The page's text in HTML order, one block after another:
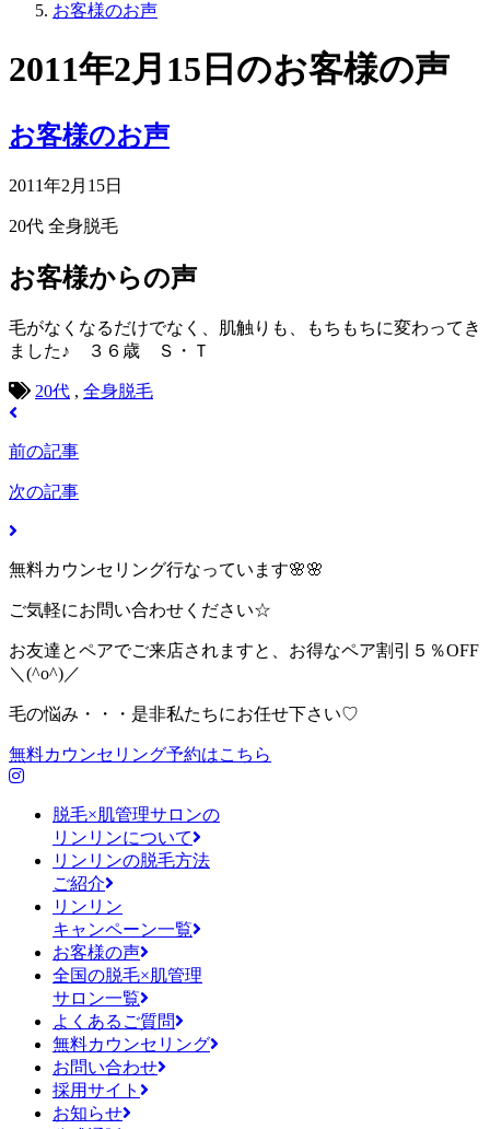
お客様のお声
2011年2月15日のお客様の声
お客様のお声
2011年2月15日
20代 全身脱毛
お客様からの声
毛がなくなるだけでなく、肌触りも、もちもちに変わってき
ました♪ ３６歳 Ｓ・Ｔ
20代 , 全身脱毛
前の記事
次の記事
無料カウンセリング行なっています🌸🌸
ご気軽にお問い合わせください☆
お友達とペアでご来店されますと、お得なペア割引５％OFF
＼(^o^)／
毛の悩み・・・是非私たちにお任せ下さい♡
無料カウンセリング予約はこちら
脱毛×肌管理サロンの
リンリンについて
リンリンの脱毛方法
ご紹介
リンリン
キャンペーン一覧
お客様の声
全国の脱毛×肌管理
サロン一覧
よくあるご質問
無料カウンセリング
お問い合わせ
採用サイト
お知らせ